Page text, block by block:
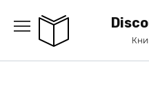
содержанию